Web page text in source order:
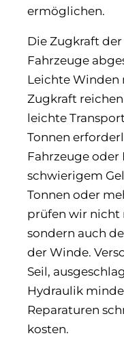
ermöglichen.
Die Zugkraft
Fahrzeuge
Leichte Winden
Zugkraft reichen
leichte
Tonnen
Fahrzeuge oder
schwierigem
Tonnen oder
prüfen wir nicht
sondern auch
der Winde.
Seil,
Hydraulik
Reparaturen
kosten.